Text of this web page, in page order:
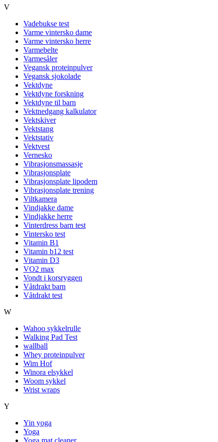
V
Vadebukse test
Varme vintersko dame
Varme vintersko herre
Varmebelte
Varmesåler
Vegansk proteinpulver
Vegansk sjokolade
Vektdyne
Vektdyne forskning
Vektdyne til barn
Vektnedgang kalkulator
Vektskiver
Vektstang
Vektstativ
Vektvest
Vernesko
Vibrasjonsmassasje
Vibrasjonsplate
Vibrasjonsplate lipodem
Vibrasjonsplate trening
Viltkamera
Vindjakke dame
Vindjakke herre
Vinterdress barn test
Vintersko test
Vitamin B1
Vitamin b12 test
Vitamin D3
VO2 max
Vondt i korsryggen
Våtdrakt barn
Våtdrakt test
W
Wahoo sykkelrulle
Walking Pad Test
wallball
Whey proteinpulver
Wim Hof
Winora elsykkel
Woom sykkel
Wrist wraps
Y
Yin yoga
Yoga
Yoga mat cleaner